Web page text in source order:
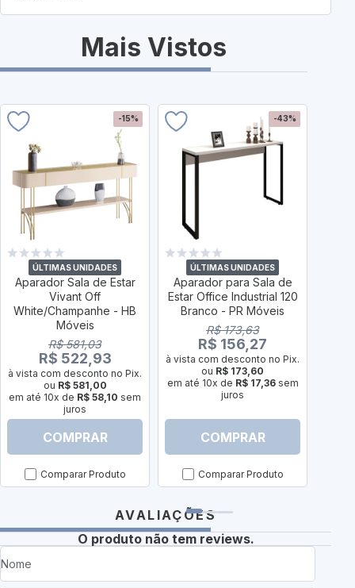
Mais Vistos
-15%
ÚLTIMAS UNIDADES
Aparador Sala de Estar
Vivant Off
White/Champanhe - HB
Móveis
R$ 581,03
R$ 522,93
à vista com desconto no Pix.
ou R$ 581,00
em até 10x de R$ 58,10 sem
juros
COMPRAR
Comparar Produto
-43%
ÚLTIMAS UNIDADES
Aparador para Sala de
Estar Office Industrial 120
Branco - PR Móveis
R$ 173,63
R$ 156,27
à vista com desconto no Pix.
ou R$ 173,60
em até 10x de R$ 17,36sem
juros
COMPRAR
Comparar Produto
AVALIAÇÕES
O produto não tem reviews.